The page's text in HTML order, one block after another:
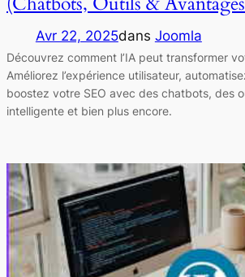
Avr 22, 2025dans Joomla
Découvrez comment l’IA peut transformer
Améliorez l’expérience utilisateur,
boostez votre SEO avec des chatbots, des
intelligente et bien plus encore.